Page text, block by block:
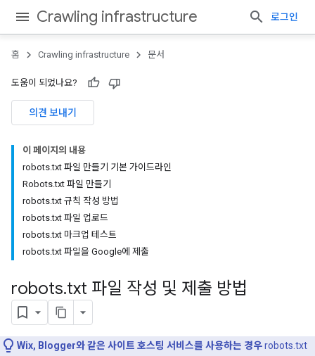
Crawling infrastructure 로그인
홈 Crawling infrastructure 문서
도움이 되었나요?
의견 보내기
이 페이지의 내용
robots.txt 파일 만들기 기본 가이드라인
Robots.txt 파일 만들기
robots.txt 규칙 작성 방법
robots.txt 파일 업로드
robots.txt 마크업 테스트
robots.txt 파일을 Google에 제출
robots.txt 파일 작성 및 제출 방법
Wix, Blogger와 같은 사이트 호스팅 서비스를 사용하는 경우robots.txt